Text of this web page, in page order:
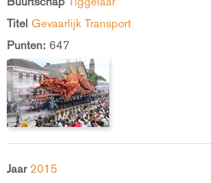
Titel Gevaarlijk Transport
Punten: 647
Jaar 2015